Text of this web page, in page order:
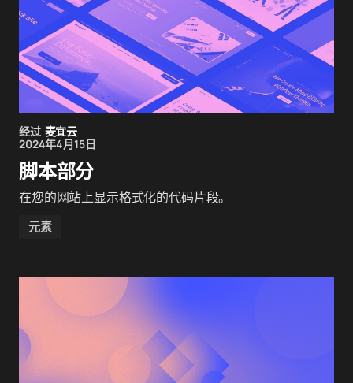
经过 麦宜云
2024年4月15日
脚本部分
在您的网站上显示格式化的代码片段。
元素